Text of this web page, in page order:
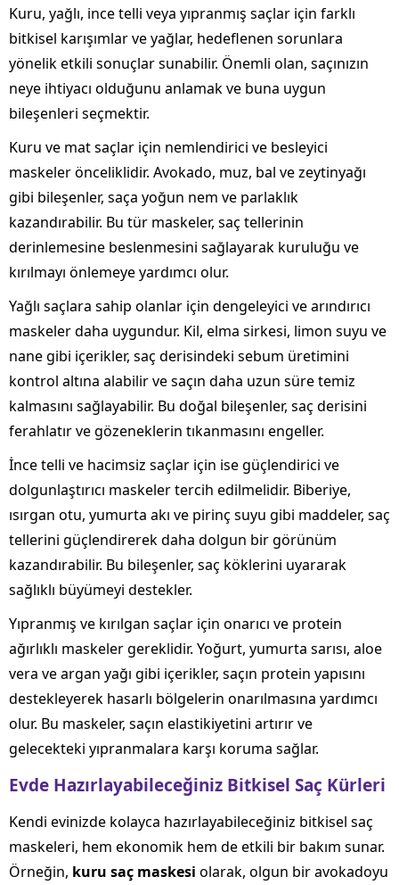
Kuru, yağlı, ince telli veya yıpranmış saçlar için farklı
bitkisel karışımlar ve yağlar, hedeflenen sorunlara
yönelik etkili sonuçlar sunabilir. Önemli olan, saçınızın
neye ihtiyacı olduğunu anlamak ve buna uygun
bileşenleri seçmektir.
Kuru ve mat saçlar için nemlendirici ve besleyici
maskeler önceliklidir. Avokado, muz, bal ve zeytinyağı
gibi bileşenler, saça yoğun nem ve parlaklık
kazandırabilir. Bu tür maskeler, saç tellerinin
derinlemesine beslenmesini sağlayarak kuruluğu ve
kırılmayı önlemeye yardımcı olur.
Yağlı saçlara sahip olanlar için dengeleyici ve arındırıcı
maskeler daha uygundur. Kil, elma sirkesi, limon suyu ve
nane gibi içerikler, saç derisindeki sebum üretimini
kontrol altına alabilir ve saçın daha uzun süre temiz
kalmasını sağlayabilir. Bu doğal bileşenler, saç derisini
ferahlatır ve gözeneklerin tıkanmasını engeller.
İnce telli ve hacimsiz saçlar için ise güçlendirici ve
dolgunlaştırıcı maskeler tercih edilmelidir. Biberiye,
ısırgan otu, yumurta akı ve pirinç suyu gibi maddeler, saç
tellerini güçlendirerek daha dolgun bir görünüm
kazandırabilir. Bu bileşenler, saç köklerini uyararak
sağlıklı büyümeyi destekler.
Yıpranmış ve kırılgan saçlar için onarıcı ve protein
ağırlıklı maskeler gereklidir. Yoğurt, yumurta sarısı, aloe
vera ve argan yağı gibi içerikler, saçın protein yapısını
destekleyerek hasarlı bölgelerin onarılmasına yardımcı
olur. Bu maskeler, saçın elastikiyetini artırır ve
gelecekteki yıpranmalara karşı koruma sağlar.
Evde Hazırlayabileceğiniz Bitkisel Saç Kürleri
Kendi evinizde kolayca hazırlayabileceğiniz bitkisel saç
maskeleri, hem ekonomik hem de etkili bir bakım sunar.
Örneğin, kuru saç maskesi olarak, olgun bir avokadoyu